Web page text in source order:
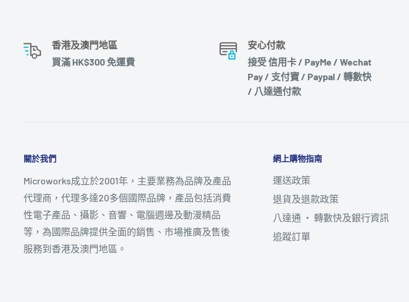
香港及澳門地區
買滿 HK$300 免運費
安心付款
接受 信用卡 / PayMe / Wechat
Pay / 支付寶 / Paypal / 轉數快
/ 八達通付款
關於我們
Microworks成立於2001年，主要業務為品牌及產品
代理商，代理多達20多個國際品牌，產品包括消費
性電子產品、攝影、音響、電腦週邊及動漫精品
等，為國際品牌提供全面的銷售、市場推廣及售後
服務到香港及澳門地區。
網上購物指南
運送政策
退貨及退款政策
八達通 ‧ 轉數快及銀行資訊
追蹤訂單